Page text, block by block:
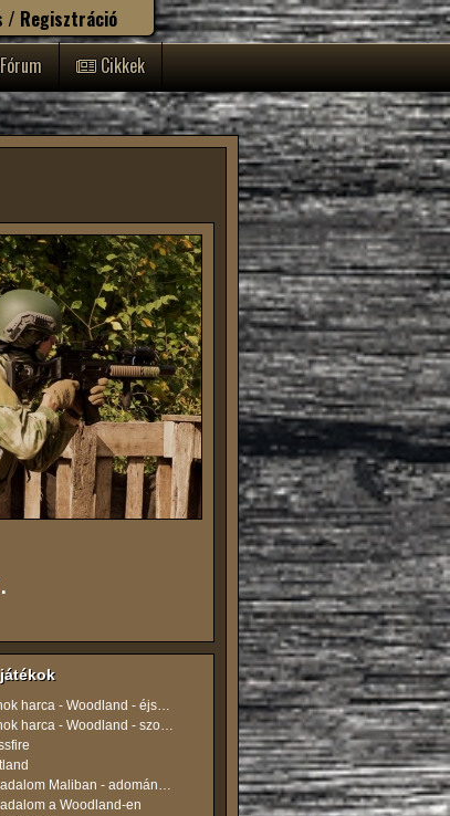
/ Regisztráció
Cikkek
Trónok harca - Woodland - éjszakai
Trónok harca - Woodland - szombat du
Forradalom Maliban - adománygyűjtő játék
a Woodland-en